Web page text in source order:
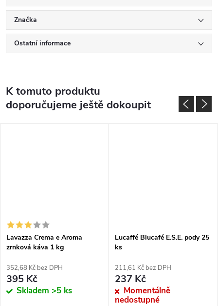
Značka
Ostatní informace
K tomuto produktu
doporučujeme ještě dokoupit
Lavazza Crema e Aroma
zrnková káva 1 kg
352,68 Kč bez DPH
395 Kč
Skladem >5 ks
Lucaffé Blucafé E.S.E. pody 25
ks
211,61 Kč bez DPH
237 Kč
Momentálně
nedostupné